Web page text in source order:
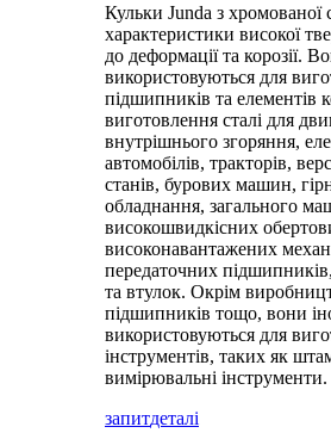
Кульки Junda з хромованої
характеристики високої
до деформації та корозії.
використовуються для
підшипників та елементів
виготовлення сталі для
внутрішнього згоряння,
автомобілів, тракторів,
станів, бурових машин,
обладнання, загального
високошвидкісних
високонавантажених
передаточних
та втулок. Окрім
підшипників тощо, вони
використовуються для
інструментів, таких як
вимірювальні інструменти.
запитдеталі